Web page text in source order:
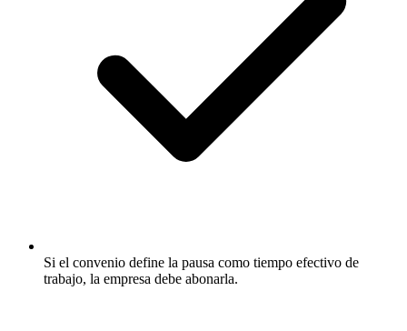
Si el convenio define la pausa como tiempo efectivo de
trabajo, la empresa debe abonarla.